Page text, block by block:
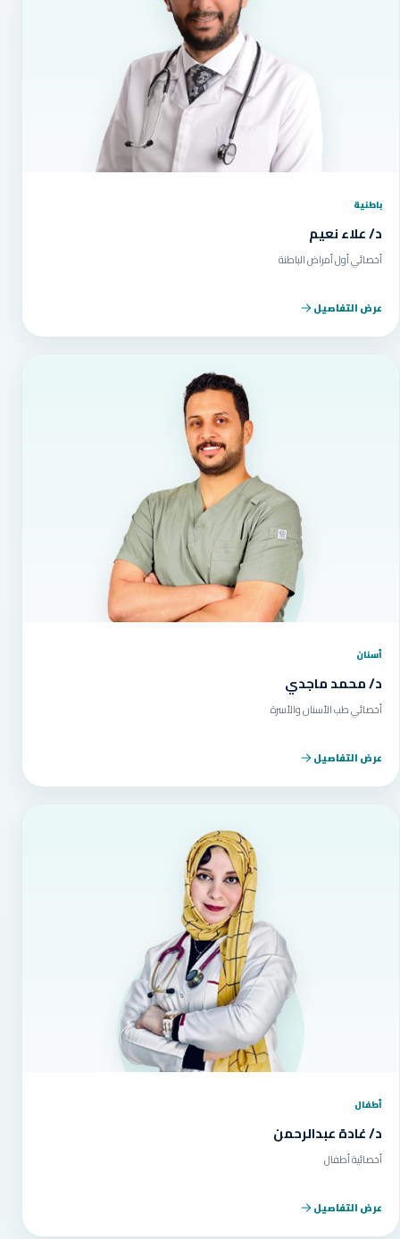
باطنية
د/ علاء نعيم
أخصائي أول أمراض الباطنة
عرض التفاصيل
أسنان
د/ محمد ماجدي
أخصائي طب الأسنان والأسرة
عرض التفاصيل
أطفال
د/ غادة عبدالرحمن
أخصائية أطفال
عرض التفاصيل